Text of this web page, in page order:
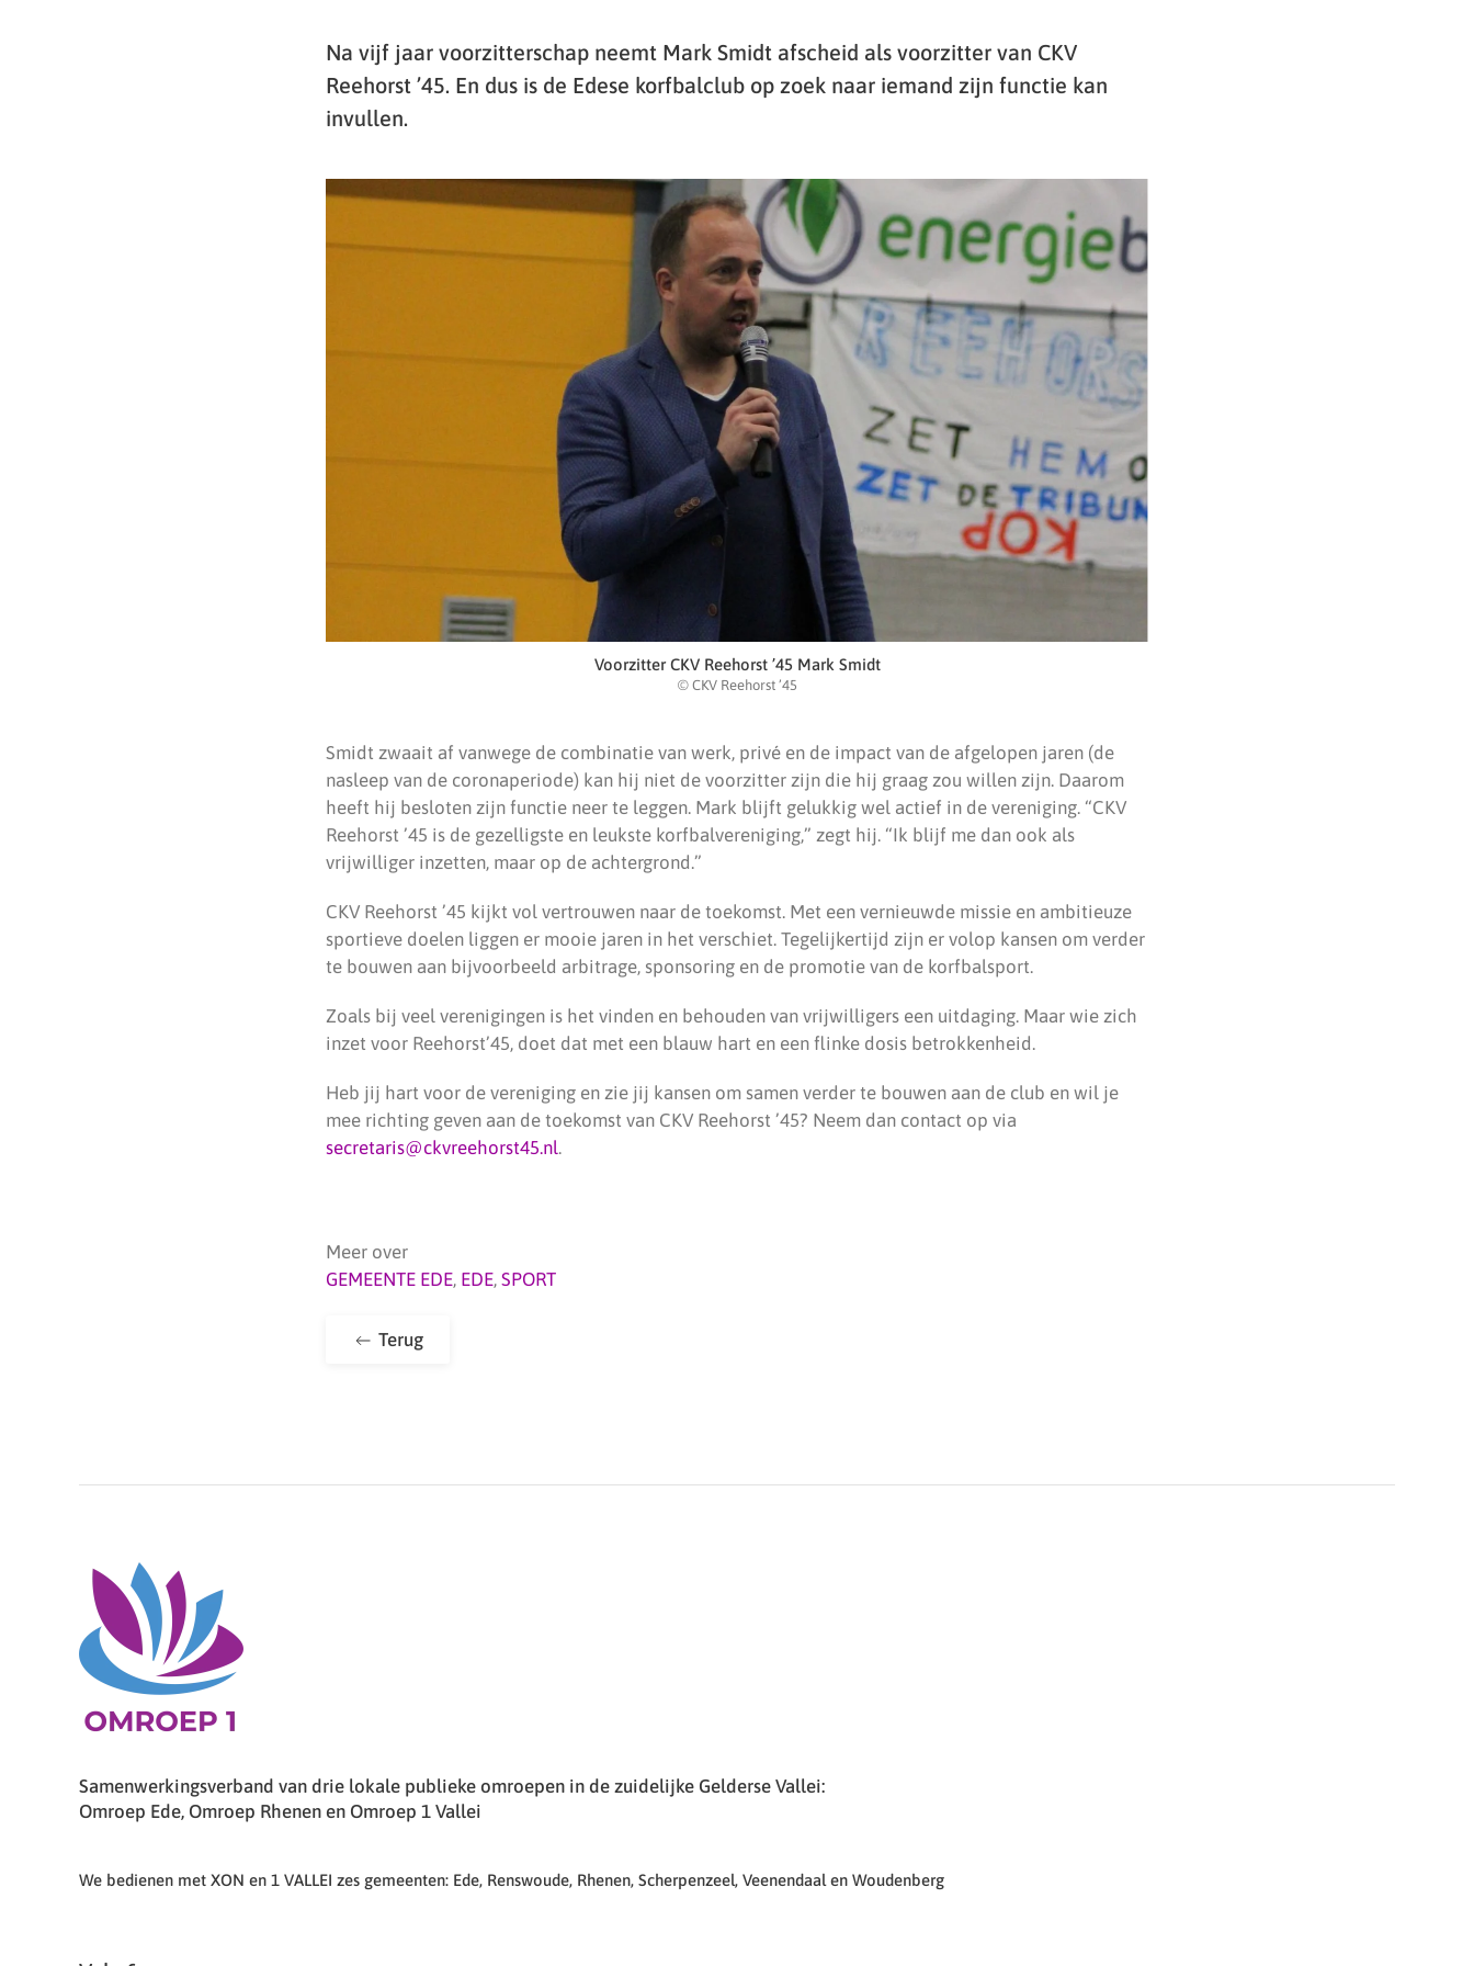
Na vijf jaar voorzitterschap neemt Mark Smidt afscheid als voorzitter van CKV
Reehorst ’45. En dus is de Edese korfbalclub op zoek naar iemand zijn functie kan
invullen.
Voorzitter CKV Reehorst ’45 Mark Smidt
© CKV Reehorst ’45
Smidt zwaait af vanwege de combinatie van werk, privé en de impact van de afgelopen jaren (de
nasleep van de coronaperiode) kan hij niet de voorzitter zijn die hij graag zou willen zijn. Daarom
heeft hij besloten zijn functie neer te leggen. Mark blijft gelukkig wel actief in de vereniging. “CKV
Reehorst ’45 is de gezelligste en leukste korfbalvereniging,” zegt hij. “Ik blijf me dan ook als
vrijwilliger inzetten, maar op de achtergrond.”
CKV Reehorst ’45 kijkt vol vertrouwen naar de toekomst. Met een vernieuwde missie en ambitieuze
sportieve doelen liggen er mooie jaren in het verschiet. Tegelijkertijd zijn er volop kansen om verder
te bouwen aan bijvoorbeeld arbitrage, sponsoring en de promotie van de korfbalsport.
Zoals bij veel verenigingen is het vinden en behouden van vrijwilligers een uitdaging. Maar wie zich
inzet voor Reehorst’45, doet dat met een blauw hart en een flinke dosis betrokkenheid.
Heb jij hart voor de vereniging en zie jij kansen om samen verder te bouwen aan de club en wil je
mee richting geven aan de toekomst van CKV Reehorst ’45? Neem dan contact op via
secretaris@ckvreehorst45.nl.
Meer over
GEMEENTE EDE, EDE, SPORT
Terug
Samenwerkingsverband van drie lokale publieke omroepen in de zuidelijke Gelderse Vallei:
Omroep Ede, Omroep Rhenen en Omroep 1 Vallei
We bedienen met XON en 1 VALLEI zes gemeenten: Ede, Renswoude, Rhenen, Scherpenzeel, Veenendaal en Woudenberg